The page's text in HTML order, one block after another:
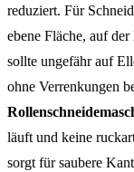
reduziert. Für
ebene Fläche, auf
sollte ungefähr auf
ohne Verrenkungen
läuft und keine
sorgt für saubere